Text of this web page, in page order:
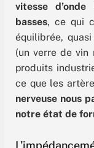
vitesse
basses, ce qui
équilibrée,
(un verre de vin
produits
ce que les
nerveuse nous
notre état de